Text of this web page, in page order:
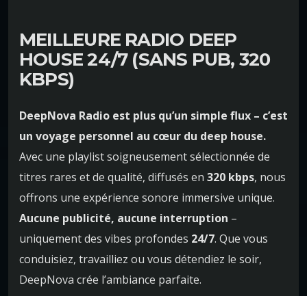
MEILLEURE RADIO DEEP
HOUSE 24/7 (SANS PUB, 320
KBPS)
DeepNova Radio est plus qu’un simple flux – c’est
un voyage personnel au cœur du deep house.
Avec une playlist soigneusement sélectionnée de
titres rares et de qualité, diffusés en 320 kbps, nous
offrons une expérience sonore immersive unique.
Aucune publicité, aucune interruption –
uniquement des vibes profondes 24/7. Que vous
conduisiez, travailliez ou vous détendiez le soir,
DeepNova crée l’ambiance parfaite.